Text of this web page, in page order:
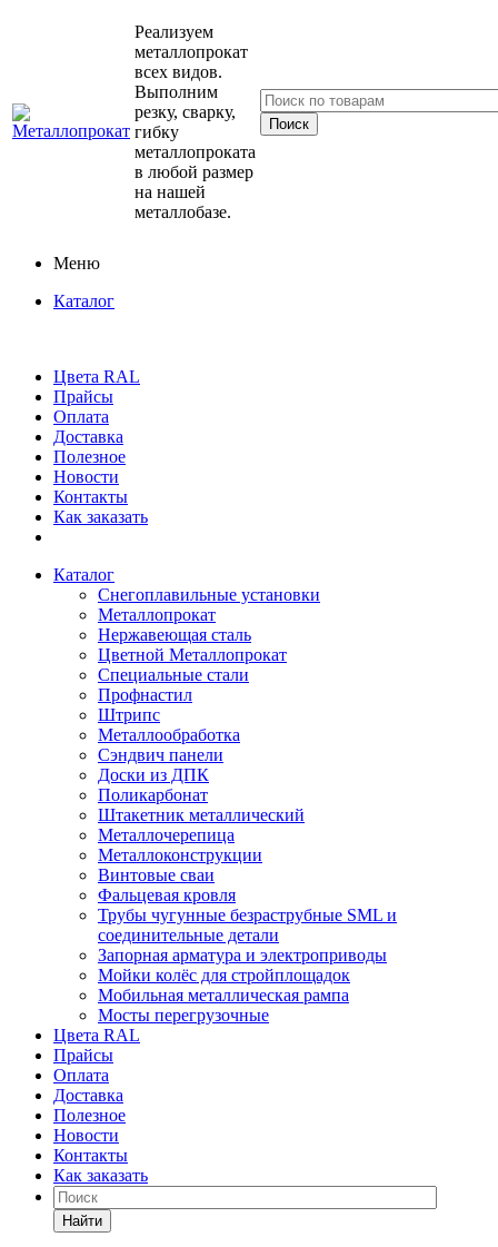
Реализуем
металлопрокат
всех видов.
Выполним
резку, сварку,
гибку
металлопроката
в любой размер
на нашей
металлобазе.
Меню
Каталог
Цвета RAL
Прайсы
Оплата
Доставка
Полезное
Новости
Контакты
Как заказать
Каталог
Снегоплавильные установки
Металлопрокат
Нержавеющая сталь
Цветной Металлопрокат
Специальные стали
Профнастил
Штрипс
Металлообработка
Сэндвич панели
Доски из ДПК
Поликарбонат
Штакетник металлический
Металлочерепица
Металлоконструкции
Винтовые сваи
Фальцевая кровля
Трубы чугунные безраструбные SML и
соединительные детали
Запорная арматура и электроприводы
Мойки колёс для стройплощадок
Мобильная металлическая рампа
Мосты перегрузочные
Цвета RAL
Прайсы
Оплата
Доставка
Полезное
Новости
Контакты
Как заказать
Найти